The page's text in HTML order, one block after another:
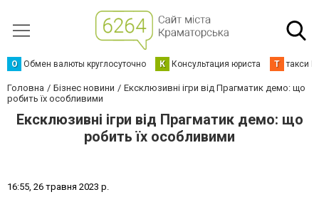
О Обмен валюты круглосуточно К Консультация юриста Т такси
Головна Бізнес новини
Ексклюзивні ігри від Прагматик демо: що
робить їх особливими
Ексклюзивні ігри від Прагматик демо: що
робить їх особливими
16:55, 26 травня 2023 р.